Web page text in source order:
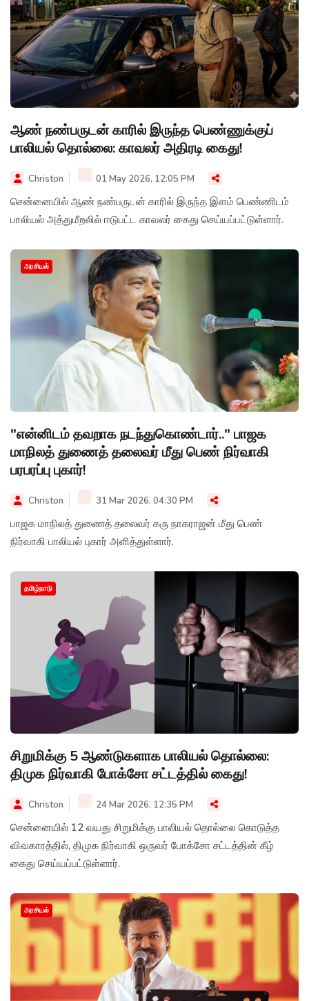
ஆண் நண்பருடன் காரில் இருந்த பெண்ணுக்குப்
பாலியல் தொல்லை: காவலர் அதிரடி கைது!
Christon 01 May 2026, 12:05 PM
சென்னையில் ஆண் நண்பருடன் காரில் இருந்த இளம் பெண்ணிடம்
பாலியல் அத்துமீறலில் ஈடுபட்ட காவலர் கைது செய்யப்பட்டுள்ளார்.
அரசியல்
"என்னிடம் தவறாக நடந்துகொண்டார்.." பாஜக
மாநிலத் துணைத் தலைவர் மீது பெண் நிர்வாகி
பரபரப்பு புகார்!
Christon 31 Mar 2026, 04:30 PM
பாஜக மாநிலத் துணைத் தலைவர் கரு நாகராஜன் மீது பெண்
நிர்வாகி பாலியல் புகார் அளித்துள்ளார்.
தமிழ்நாடு
சிறுமிக்கு 5 ஆண்டுகளாக பாலியல் தொல்லை:
திமுக நிர்வாகி போக்சோ சட்டத்தில் கைது!
Christon 24 Mar 2026, 12:35 PM
சென்னையில் 12 வயது சிறுமிக்கு பாலியல் தொல்லை கொடுத்த
விவகாரத்தில், திமுக நிர்வாகி ஒருவர் போக்சோ சட்டத்தின் கீழ்
கைது செய்யப்பட்டுள்ளார்.
அரசியல்